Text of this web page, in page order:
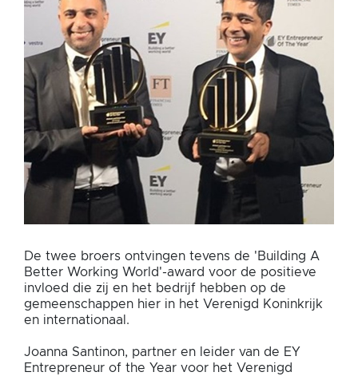
De twee broers ontvingen tevens de 'Building A
Better Working World'-award voor de positieve
invloed die zij en het bedrijf hebben op de
gemeenschappen hier in het Verenigd Koninkrijk
en internationaal.
Joanna Santinon, partner en leider van de EY
Entrepreneur of the Year voor het Verenigd